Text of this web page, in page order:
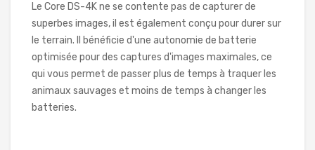
Le Core DS-4K ne se contente pas de capturer de
superbes images, il est également conçu pour durer sur
le terrain. Il bénéficie d'une autonomie de batterie
optimisée pour des captures d'images maximales, ce
qui vous permet de passer plus de temps à traquer les
animaux sauvages et moins de temps à changer les
batteries.